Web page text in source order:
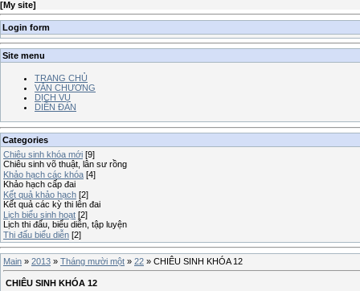
[My site]
Login form
Site menu
TRANG CHỦ
VĂN CHƯƠNG
DỊCH VỤ
DIỄN ĐÀN
Categories
Chiêu sinh khóa mới [9]
Chiêu sinh võ thuật, lân sư rồng
Khảo hạch các khóa [4]
Khảo hạch cấp đai
Kết quả khảo hạch [2]
Kết quả các kỳ thi lên đai
Lịch biểu sinh hoạt [2]
Lịch thi đấu, biểu diễn, tập luyện
Thi đấu biểu diễn [2]
Main » 2013 » Tháng mười một » 22 » CHIÊU SINH KHÓA 12
CHIÊU SINH KHÓA 12